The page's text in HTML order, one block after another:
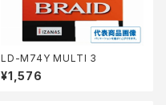
LD-M74Y MULTI 3
¥1,576